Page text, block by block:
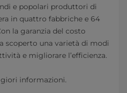
e popolari produttori di
in quattro fabbriche e 64
la garanzia del costo
scoperto una varietà di modi
e migliorare l’efficienza.
informazioni.